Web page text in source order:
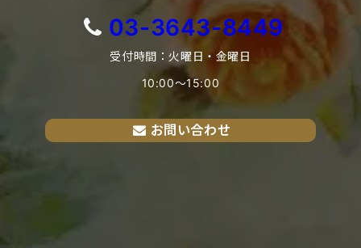
03-3643-8449
受付時間：火曜日・金曜日
10:00〜15:00
お問い合わせ